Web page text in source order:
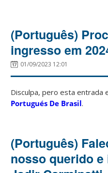
(Português)
ingresso em
01/09/2023 12:01
Disculpa, pero esta entrada
Portugués De Brasil.
(Português)
nosso querido